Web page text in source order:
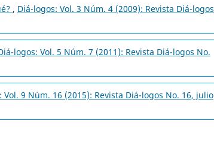
, Diá-logos: Vol. 3 Núm. 4 (2009): Revista Diá-logos
logos: Vol. 5 Núm. 7 (2011): Revista Diá-logos No.
Vol. 9 Núm. 16 (2015): Revista Diá-logos No. 16, julio